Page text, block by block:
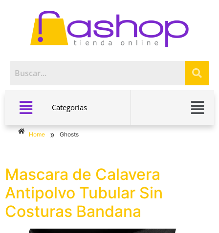
Categorías
Home » Ghosts
Mascara de Calavera
Antipolvo Tubular Sin
Costuras Bandana